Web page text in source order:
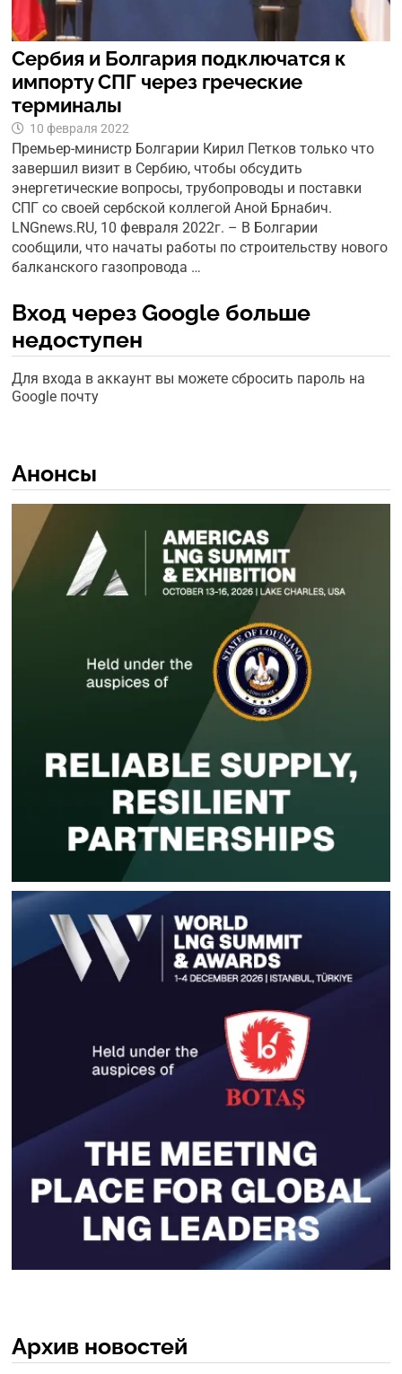
Сербия и Болгария подключатся к
импорту СПГ через греческие
терминалы
10 февраля 2022
Премьер-министр Болгарии Кирил Петков только что
завершил визит в Сербию, чтобы обсудить
энергетические вопросы, трубопроводы и поставки
СПГ со своей сербской коллегой Аной Брнабич.
LNGnews.RU, 10 февраля 2022г. – В Болгарии
сообщили, что начаты работы по строительству нового
балканского газопровода …
Вход через Google больше
недоступен
Для входа в аккаунт вы можете сбросить пароль на
Google почту
Анонсы
Архив новостей